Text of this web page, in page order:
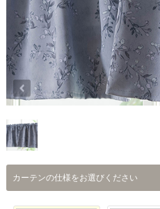
カーテンの仕様をお選びください